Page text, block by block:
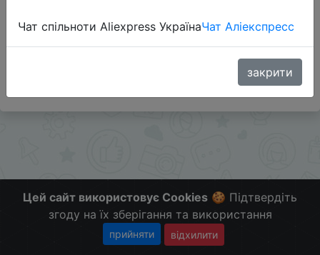
Слідкуйте за знижками на мобільному, в телеграм
Цей сайт використовує Cookies 🍪 Підтвердіть
згоду на їх зберігання та використання
прийняти відхилити
Чат спільноти Aliexpress УкраїнаЧат Аліекспресс
закрити